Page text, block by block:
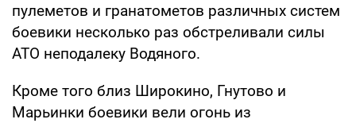
пулеметов и гранатометов различных систем
боевики несколько раз обстреливали силы
АТО неподалеку Водяного.
Кроме того близ Широкино, Гнутово и
Марьинки боевики вели огонь из